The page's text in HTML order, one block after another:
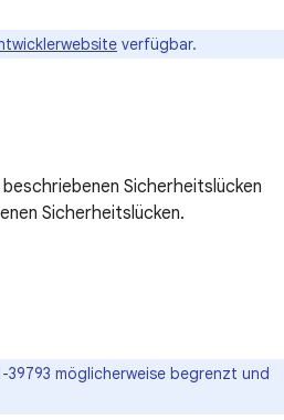
verfügbar.
Sicherheitslücken
Sicherheitslücken.
möglicherweise begrenzt und